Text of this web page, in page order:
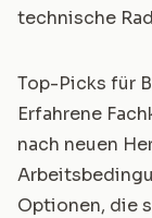
technische
Top-Picks für
Erfahrene
nach neuen
Optionen, die